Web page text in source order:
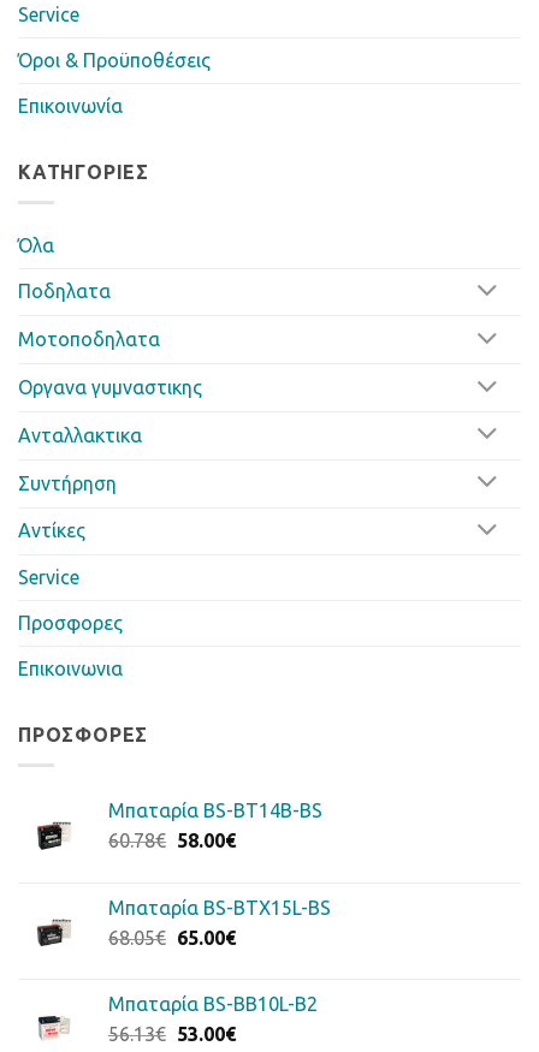
Service
Όροι & Προϋποθέσεις
Επικοινωνία
ΚΑΤΗΓΟΡΊΕΣ
Όλα
Ποδηλατα
Μοτοποδηλατα
Οργανα γυμναστικης
Ανταλλακτικα
Συντήρηση
Αντίκες
Service
Προσφορες
Επικοινωνια
ΠΡΟΣΦΟΡΈΣ
Μπαταρία BS-BT14B-BS
60.78€ Original
60.78€.
58.00€Η
είναι:
58.00€.
Μπαταρία BS-BTX15L-BS
68.05€ Original
68.05€.
65.00€Η
είναι:
65.00€.
Μπαταρία BS-BB10L-B2
56.13€ Original
53.00€Η